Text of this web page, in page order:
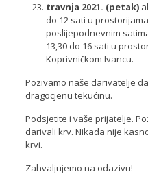
travnja 2021. (petak)
do 12 sati u
poslijepodnevnim
13,30 do 16 sati u
Koprivničkom Ivancu.
Pozivamo naše darivatelje
dragocjenu tekućinu.
Podsjetite i vaše prijatelje.
darivali krv. Nikada nije
krvi.
Zahvaljujemo na odazivu!